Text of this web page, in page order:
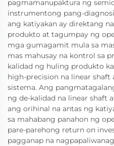
pagmamanupaktura ng
instrumentong pang-
ang katiyakan ay direktang
produkto at tagumpay ng
mga gumagamit mula sa
mas mahusay na kontrol sa
kalidad ng huling produkto
high-precision na linear
sistema. Ang
ng de-kalidad na linear shaft
ang orihinal na antas ng
sa mahabang panahon ng
pare-parehong return on
pagganap na